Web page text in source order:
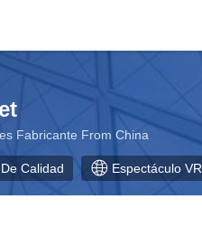
Fabricante From China
Calidad Espectáculo VR